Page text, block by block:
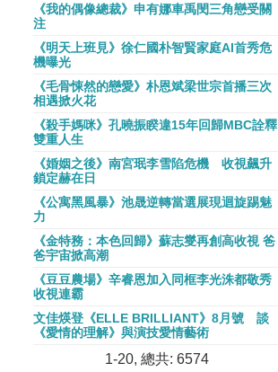
《我的偶像總裁》申有娜車禹閔三角戀受關
注
《明天上班見》徐仁國朴智賢家庭AI首秀危
機曝光
《毛骨悚然的戀愛》朴恩斌梁世宗首播三次
相遇掀火花
《殺手媽咪》孔曉振睽違15年回歸MBC詮釋
雙重人生
《婚姻之後》南宮珉李雪陷危機 收視飆升
鎖定赫在日
《公寓黑風暴》池晟逆轉當選展現迴旋踢魅
力
《金特務：本色回歸》蘇志燮再創高收視 爸
爸宇宙掀高潮
《豆豆農場》辛睿恩加入同框李光洙都敬秀
收視連霸
文佳煐登《ELLE BRILLIANT》8月號 談
《愛情的理解》與演技愛情藝術
1-20, 總共: 6574